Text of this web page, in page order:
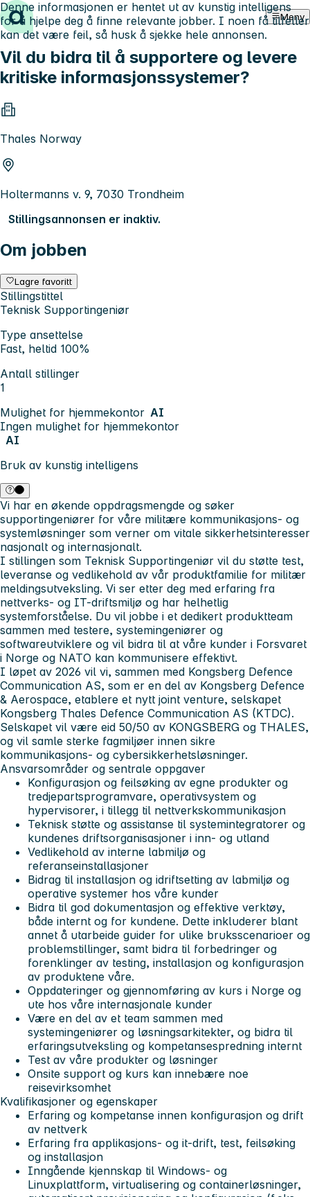
Hopp til innhold Meny
Vil du bidra til å supportere og levere
kritiske informasjonssystemer?
Thales Norway
Holtermanns v. 9, 7030 Trondheim
Stillingsannonsen er inaktiv.
Om jobben
Lagre favoritt
Stillingstittel
Teknisk Supportingeniør
Type ansettelse
Fast, heltid 100%
Antall stillinger
1
Mulighet for hjemmekontor AI
Ingen mulighet for hjemmekontor
AI
Bruk av kunstig intelligens
Denne informasjonen er hentet ut av kunstig intelligens
for å hjelpe deg å finne relevante jobber. I noen få tilfeller
kan det være feil, så husk å sjekke hele annonsen.
Vi har en økende oppdragsmengde og søker
supportingeniører for våre militære kommunikasjons- og
systemløsninger som verner om vitale sikkerhetsinteresser
nasjonalt og internasjonalt.
I stillingen som Teknisk Supportingeniør vil du støtte test,
leveranse og vedlikehold av vår produktfamilie for militær
meldingsutveksling. Vi ser etter deg med erfaring fra
nettverks- og IT-driftsmiljø og har helhetlig
systemforståelse. Du vil jobbe i et dedikert produktteam
sammen med testere, systemingeniører og
softwareutviklere og vil bidra til at våre kunder i Forsvaret
i Norge og NATO kan kommunisere effektivt.
I løpet av 2026 vil vi, sammen med Kongsberg Defence
Communication AS, som er en del av Kongsberg Defence
& Aerospace, etablere et nytt joint venture, selskapet
Kongsberg Thales Defence Communication AS (KTDC).
Selskapet vil være eid 50/50 av KONGSBERG og THALES,
og vil samle sterke fagmiljøer innen sikre
kommunikasjons- og cybersikkerhetsløsninger.
Ansvarsområder og sentrale oppgaver
Konfigurasjon og feilsøking av egne produkter og
tredjepartsprogramvare, operativsystem og
hypervisorer, i tillegg til nettverkskommunikasjon
Teknisk støtte og assistanse til systemintegratorer og
kundenes driftsorganisasjoner i inn- og utland
Vedlikehold av interne labmiljø og
referanseinstallasjoner
Bidrag til installasjon og idriftsetting av labmiljø og
operative systemer hos våre kunder
Bidra til god dokumentasjon og effektive verktøy,
både internt og for kundene. Dette inkluderer blant
annet å utarbeide guider for ulike bruksscenarioer og
problemstillinger, samt bidra til forbedringer og
forenklinger av testing, installasjon og konfigurasjon
av produktene våre.
Oppdateringer og gjennomføring av kurs i Norge og
ute hos våre internasjonale kunder
Være en del av et team sammen med
systemingeniører og løsningsarkitekter, og bidra til
erfaringsutveksling og kompetansespredning internt
Test av våre produkter og løsninger
Onsite support og kurs kan innebære noe
reisevirksomhet
Kvalifikasjoner og egenskaper
Erfaring og kompetanse innen konfigurasjon og drift
av nettverk
Erfaring fra applikasjons- og it-drift, test, feilsøking
og installasjon
Inngående kjennskap til Windows- og
Linuxplattform, virtualisering og containerløsninger,